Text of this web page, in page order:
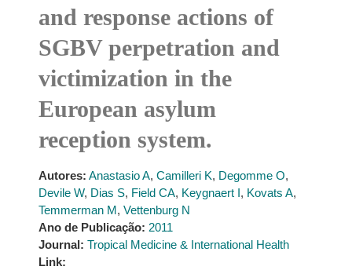
and response actions of
SGBV perpetration and
victimization in the
European asylum
reception system.
Autores: Anastasio A, Camilleri K, Degomme O,
Devile W, Dias S, Field CA, Keygnaert I, Kovats A,
Temmerman M, Vettenburg N
Ano de Publicação: 2011
Journal: Tropical Medicine & International Health
Link: